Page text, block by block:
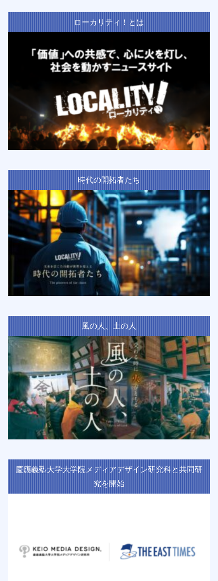
ローカリティ！とは
時代の開拓者たち
風の人、土の人
慶應義塾大学大学院メディアデザイン研究科と共同研
究を開始